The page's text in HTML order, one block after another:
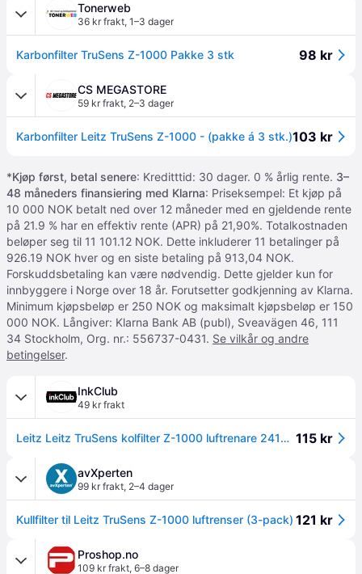
Tonerweb
36 kr frakt, 1–3 dager
Karbonfilter TruSens Z-1000 Pakke 3 stk 98 kr
CS MEGASTORE
59 kr frakt, 2–3 dager
Karbonfilter Leitz TruSens Z-1000 - (pakke á 3 stk.)103 kr
*Kjøp først, betal senere: Kreditttid: 30 dager. 0 % årlig rente. 3–
48 måneders finansiering med Klarna: Priseksempel: Et kjøp på
10 000 NOK betalt ned over 12 måneder med en gjeldende rente
på 21.9 % har en effektiv rente (APR) på 21,90%. Totalkostnaden
beløper seg til 11 101.12 NOK. Dette inkluderer 11 betalinger på
926.19 NOK hver og en siste betaling på 913,04 NOK.
Forskuddsbetaling kan være nødvendig. Dette gjelder kun for
innbyggere i Norge over 18 år. Forutsetter godkjenning av Klarna.
Minimum kjøpsbeløp er 250 NOK og maksimalt kjøpsbeløp er 150
000 NOK. Långiver: Klarna Bank AB (publ), Sveavägen 46, 111
34 Stockholm, Org. nr.: 556737-0431. Se vilkår og andre
betingelser.
InkClub
49 kr frakt
Leitz Leitz TruSens kolfilter Z-1000 luftrenare 2415103 Tilsvarer: N/A 115 kr
avXperten
99 kr frakt, 2–4 dager
Kullfilter til Leitz TruSens Z-1000 luftrenser (3-pack) 121 kr
Proshop.no
109 kr frakt, 6–8 dager